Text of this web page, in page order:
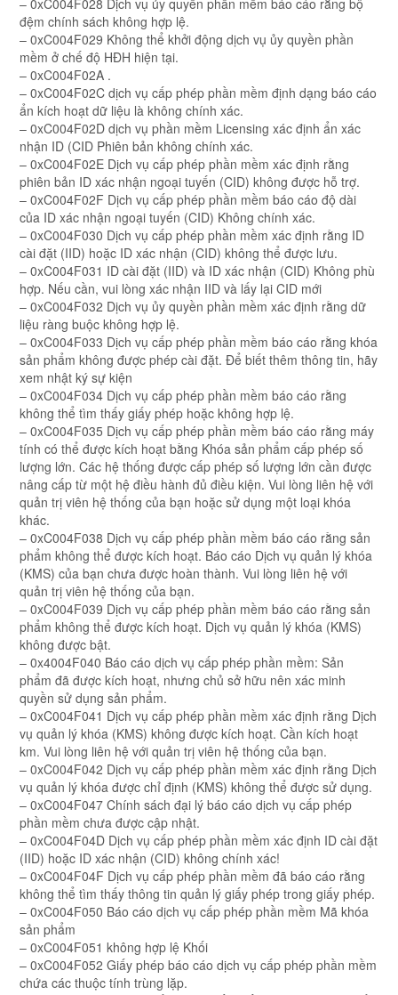
đệm chính sách không hợp lệ.
– 0xC004F029 Không thể khởi động dịch vụ ủy quyền phần
mềm ở chế độ HĐH hiện tại.
– 0xC004F02A .
– 0xC004F02C dịch vụ cấp phép phần mềm định dạng báo cáo
ẩn kích hoạt dữ liệu là không chính xác.
– 0xC004F02D dịch vụ phần mềm Licensing xác định ẩn xác
nhận ID (CID Phiên bản không chính xác.
– 0xC004F02E Dịch vụ cấp phép phần mềm xác định rằng
phiên bản ID xác nhận ngoại tuyến (CID) không được hỗ trợ.
– 0xC004F02F Dịch vụ cấp phép phần mềm báo cáo độ dài
của ID xác nhận ngoại tuyến (CID) Không chính xác.
– 0xC004F030 Dịch vụ cấp phép phần mềm xác định rằng ID
cài đặt (IID) hoặc ID xác nhận (CID) không thể được lưu.
– 0xC004F031 ID cài đặt (IID) và ID xác nhận (CID) Không phù
hợp. Nếu cần, vui lòng xác nhận IID và lấy lại CID mới
– 0xC004F032 Dịch vụ ủy quyền phần mềm xác định rằng dữ
liệu ràng buộc không hợp lệ.
– 0xC004F033 Dịch vụ cấp phép phần mềm báo cáo rằng khóa
sản phẩm không được phép cài đặt. Để biết thêm thông tin, hãy
xem nhật ký sự kiện
– 0xC004F034 Dịch vụ cấp phép phần mềm báo cáo rằng
không thể tìm thấy giấy phép hoặc không hợp lệ.
– 0xC004F035 Dịch vụ cấp phép phần mềm báo cáo rằng máy
tính có thể được kích hoạt bằng Khóa sản phẩm cấp phép số
lượng lớn. Các hệ thống được cấp phép số lượng lớn cần được
nâng cấp từ một hệ điều hành đủ điều kiện. Vui lòng liên hệ với
quản trị viên hệ thống của bạn hoặc sử dụng một loại khóa
khác.
– 0xC004F038 Dịch vụ cấp phép phần mềm báo cáo rằng sản
phẩm không thể được kích hoạt. Báo cáo Dịch vụ quản lý khóa
(KMS) của bạn chưa được hoàn thành. Vui lòng liên hệ với
quản trị viên hệ thống của bạn.
– 0xC004F039 Dịch vụ cấp phép phần mềm báo cáo rằng sản
phẩm không thể được kích hoạt. Dịch vụ quản lý khóa (KMS)
không được bật.
– 0x4004F040 Báo cáo dịch vụ cấp phép phần mềm: Sản
phẩm đã được kích hoạt, nhưng chủ sở hữu nên xác minh
quyền sử dụng sản phẩm.
– 0xC004F041 Dịch vụ cấp phép phần mềm xác định rằng Dịch
vụ quản lý khóa (KMS) không được kích hoạt. Cần kích hoạt
km. Vui lòng liên hệ với quản trị viên hệ thống của bạn.
– 0xC004F042 Dịch vụ cấp phép phần mềm xác định rằng Dịch
vụ quản lý khóa được chỉ định (KMS) không thể được sử dụng.
– 0xC004F047 Chính sách đại lý báo cáo dịch vụ cấp phép
phần mềm chưa được cập nhật.
– 0xC004F04D Dịch vụ cấp phép phần mềm xác định ID cài đặt
(IID) hoặc ID xác nhận (CID) không chính xác!
– 0xC004F04F Dịch vụ cấp phép phần mềm đã báo cáo rằng
không thể tìm thấy thông tin quản lý giấy phép trong giấy phép.
– 0xC004F050 Báo cáo dịch vụ cấp phép phần mềm Mã khóa
sản phẩm
– 0xC004F051 không hợp lệ Khối
– 0xC004F052 Giấy phép báo cáo dịch vụ cấp phép phần mềm
chứa các thuộc tính trùng lặp.